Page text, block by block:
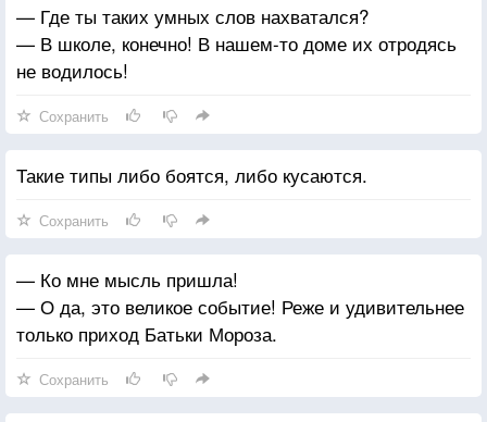
— Где ты таких умных слов нахватался?
— В школе, конечно! В нашем-то доме их отродясь
не водилось!
Сохранить
Такие типы либо боятся, либо кусаются.
Сохранить
— Ко мне мысль пришла!
— О да, это великое событие! Реже и удивительнее
только приход Батьки Мороза.
Сохранить